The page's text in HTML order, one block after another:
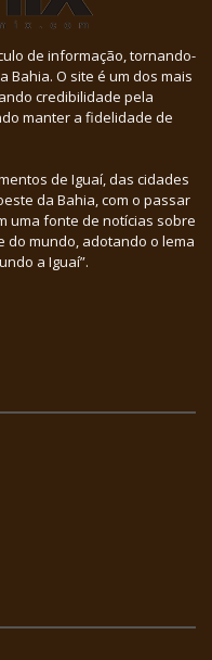
de informação, tornando-
Bahia. O site é um dos mais
credibilidade pela
manter a fidelidade de
de Iguaí, das cidades
da Bahia, com o passar
uma fonte de notícias sobre
do mundo, adotando o lema
a Iguaí”.